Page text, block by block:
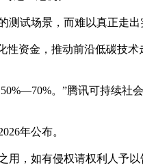
试场景，而难以真正走出
性资金，推动前沿低碳技
。”腾讯可持续社
年公布。
，如有侵权请权利人予